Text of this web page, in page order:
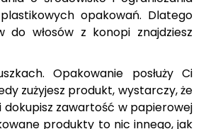
opakowań. Dlatego
do włosów z konopi znajdziesz
Opakowanie posłuży Ci
zużyjesz produkt, wystarczy, że
dokupisz zawartość w papierowej
produkty to nic innego, jak